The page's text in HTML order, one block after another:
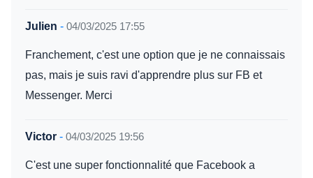
Julien - 04/03/2025 17:55
Franchement, c'est une option que je ne connaissais
pas, mais je suis ravi d'apprendre plus sur FB et
Messenger. Merci
Victor - 04/03/2025 19:56
C'est une super fonctionnalité que Facebook a